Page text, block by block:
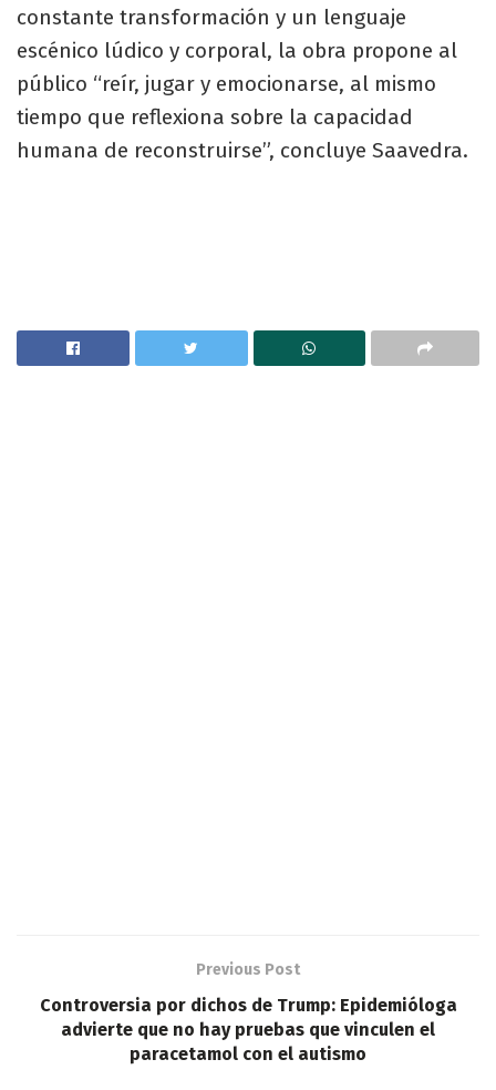
constante transformación y un lenguaje
escénico lúdico y corporal, la obra propone al
público “reír, jugar y emocionarse, al mismo
tiempo que reflexiona sobre la capacidad
humana de reconstruirse”, concluye Saavedra.
Previous Post
Controversia por dichos de Trump: Epidemióloga
advierte que no hay pruebas que vinculen el
paracetamol con el autismo